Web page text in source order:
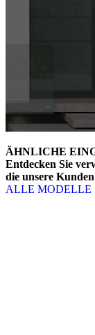
ÄHNLICHE
Entdecken Sie
die unsere
ALLE MODELLE